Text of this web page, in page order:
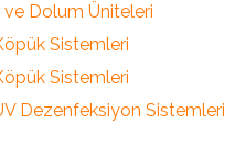
Dolum Üniteleri
Sistemleri
Sistemleri
Dezenfeksiyon Sistemleri